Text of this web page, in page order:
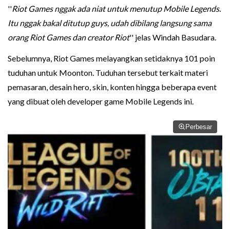
''Riot Games nggak ada niat untuk menutup Mobile Legends.
Itu nggak bakal ditutup guys, udah dibilang langsung sama
orang Riot Games dan creator Riot'' jelas Windah Basudara.
Sebelumnya, Riot Games melayangkan setidaknya 101 poin
tuduhan untuk Moonton. Tuduhan tersebut terkait materi
pemasaran, desain hero, skin, konten hingga beberapa event
yang dibuat oleh developer game Mobile Legends ini.
Perbesar